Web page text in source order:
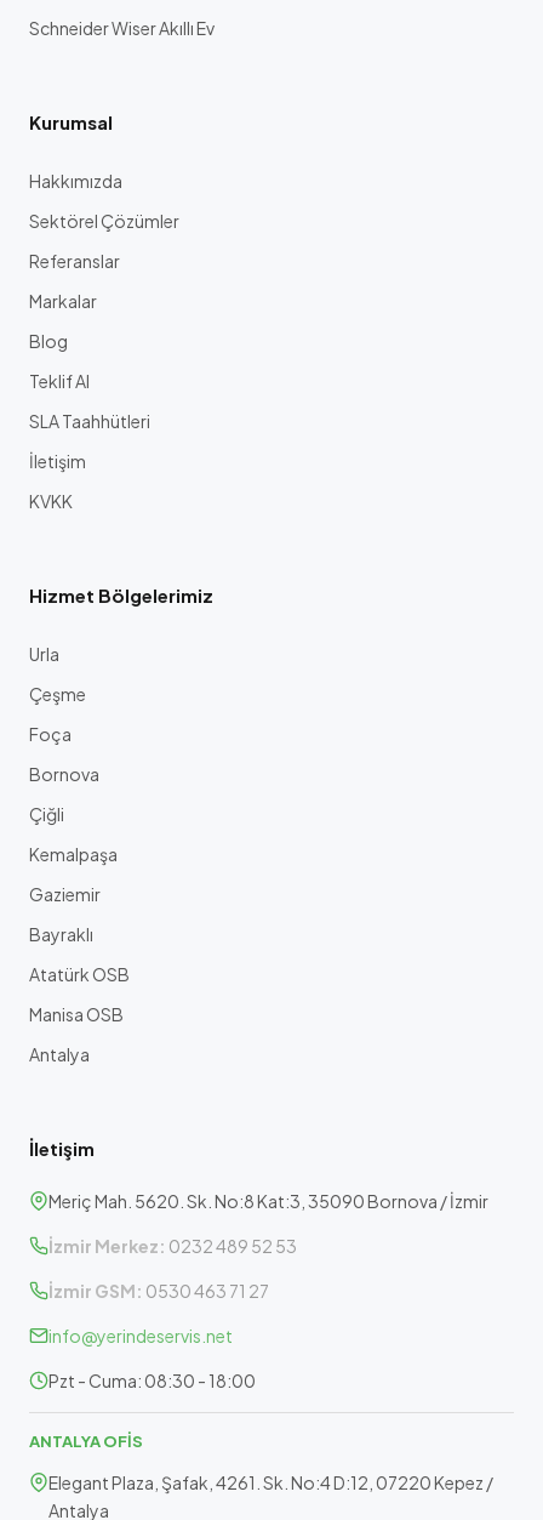
Schneider Wiser Akıllı Ev
Kurumsal
Hakkımızda
Sektörel Çözümler
Referanslar
Markalar
Blog
Teklif Al
SLA Taahhütleri
İletişim
KVKK
Hizmet Bölgelerimiz
Urla
Çeşme
Foça
Bornova
Çiğli
Kemalpaşa
Gaziemir
Bayraklı
Atatürk OSB
Manisa OSB
Antalya
İletişim
Meriç Mah. 5620. Sk. No:8 Kat:3, 35090 Bornova / İzmir
İzmir Merkez: 0232 489 52 53
İzmir GSM: 0530 463 71 27
info@yerindeservis.net
Pzt - Cuma: 08:30 - 18:00
ANTALYA OFİS
Elegant Plaza, Şafak, 4261. Sk. No:4 D:12, 07220 Kepez /
Antalya